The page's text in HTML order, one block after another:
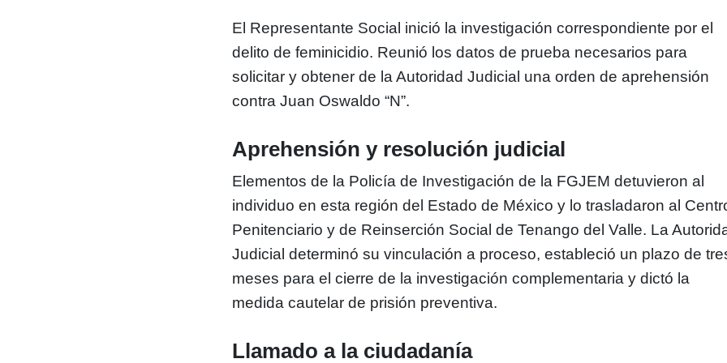
El Representante Social inició la investigación correspondiente por el
delito de feminicidio. Reunió los datos de prueba necesarios para
solicitar y obtener de la Autoridad Judicial una orden de aprehensión
contra Juan Oswaldo “N”.
Aprehensión y resolución judicial
Elementos de la Policía de Investigación de la FGJEM detuvieron al
individuo en esta región del Estado de México y lo trasladaron al
Penitenciario y de Reinserción Social de Tenango del Valle. La
Judicial determinó su vinculación a proceso, estableció un plazo de
meses para el cierre de la investigación complementaria y dictó la
medida cautelar de prisión preventiva.
Llamado a la ciudadanía